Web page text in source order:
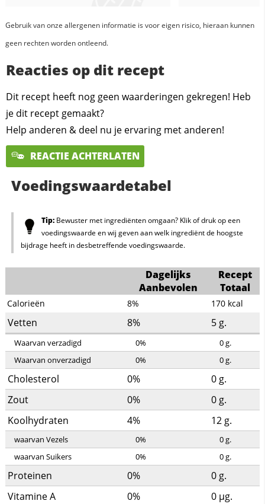
Gebruik van onze allergenen informatie is voor eigen risico, hieraan kunnen
geen rechten worden ontleend.
Reacties op dit recept
Dit recept heeft nog geen waarderingen gekregen! Heb
je dit recept gemaakt?
Help anderen & deel nu je ervaring met anderen!
REACTIE ACHTERLATEN
Voedingswaardetabel
Tip:Bewuster met ingrediënten omgaan? Klik of druk op een
voedingswaarde en wij geven aan welk ingrediënt de hoogste
bijdrage heeft in desbetreffende voedingswaarde.
Dagelijks
Aanbevolen
Recept
Totaal
Calorieën 8% 170 kcal
Vetten 8% 5 g.
Waarvan verzadigd 0% 0g.
Waarvan onverzadigd
0% 0g.
Cholesterol 0% 0 g.
Zout
0% 0 g.
Koolhydraten
4% 12 g.
waarvan Vezels 0% 0g.
waarvan Suikers
0% 0g.
Proteinen 0% 0 g.
Vitamine A
0% 0 µg.